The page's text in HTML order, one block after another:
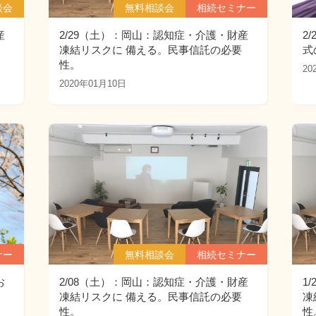
会 無料相談会 相続セミナー
2/29（土）：岡山：認知症・介護・財産
凍結リスクに 備える。民事信託の必要
性。
2020年01月10日
2/
式
ー 無料相談会 相続セミナー
2/08（土）：岡山：認知症・介護・財産
凍結リスクに 備える。民事信託の必要
性。
1/
凍
性